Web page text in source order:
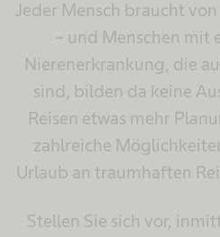
Jeder Mensch braucht
– und Menschen mit
Nierenerkrankung, die
sind, bilden da keine
Reisen etwas mehr
zahlreiche
Urlaub an traumhaften
Stellen Sie sich vor,